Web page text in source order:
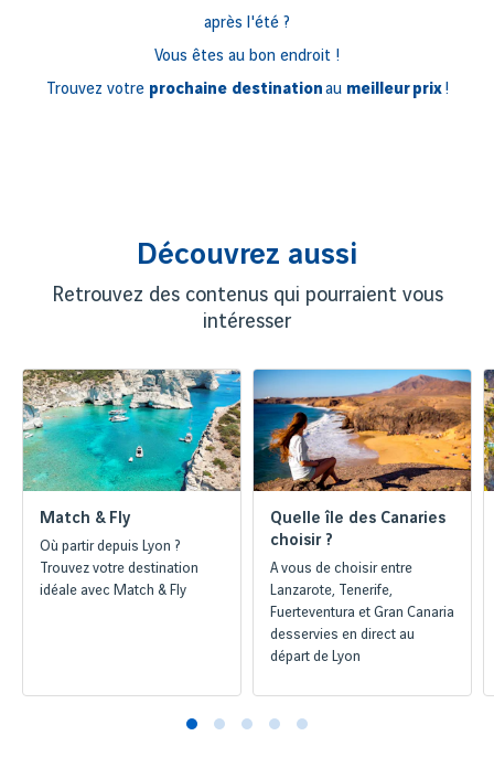
après l'été ?
Vous êtes au bon endroit !
Trouvez votre prochaine destinationau meilleur prix!
Découvrez aussi
Retrouvez des contenus qui pourraient vous
intéresser
Match & Fly
Où partir depuis Lyon ?
Trouvez votre destination
idéale avec Match & Fly
Quelle île des Canaries
choisir ?
A vous de choisir entre
Lanzarote, Tenerife,
Fuerteventura et Gran Canaria
desservies en direct au
départ de Lyon